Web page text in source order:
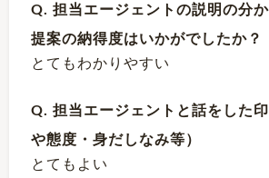
Q. 担当エージェントの説明の分
提案の納得度はいかがでしたか？
とてもわかりやすい
Q. 担当エージェントと話をした
や態度・身だしなみ等）
とてもよい